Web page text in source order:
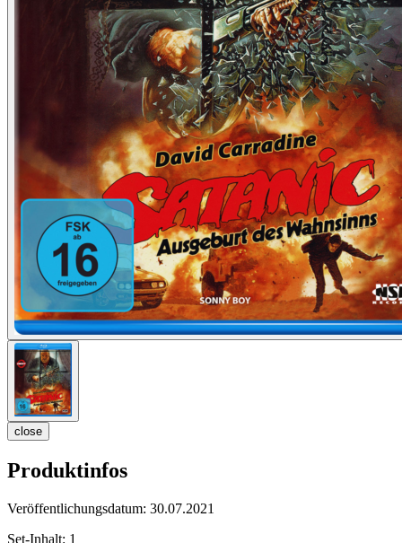
close
Produktinfos
Veröffentlichungsdatum: 30.07.2021
Set-Inhalt: 1